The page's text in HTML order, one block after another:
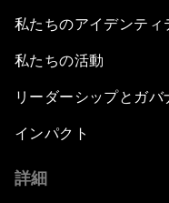
私たちのアイデンティ
私たちの活動
リーダーシップとガバ
インパクト
詳細